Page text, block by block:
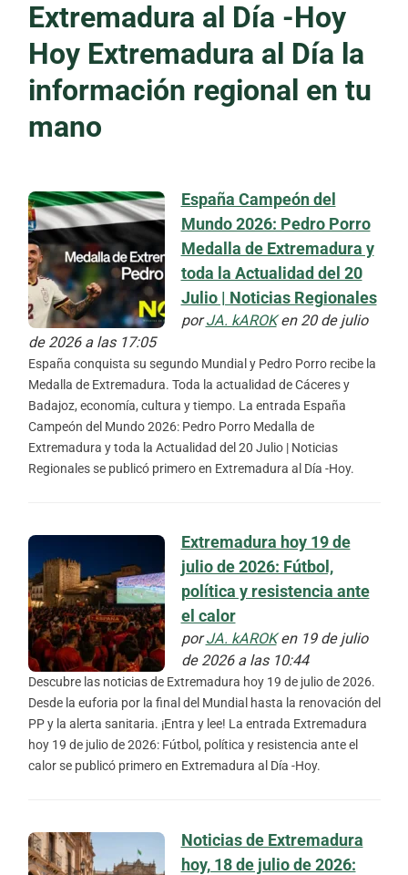
Extremadura al Día -Hoy
Hoy Extremadura al Día la
información regional en tu
mano
España Campeón del
Mundo 2026: Pedro Porro
Medalla de Extremadura y
toda la Actualidad del 20
Julio | Noticias Regionales
porJA. kAROKen 20 de julio
de 2026 a las 17:05
España conquista su segundo Mundial y Pedro Porro recibe la
Medalla de Extremadura. Toda la actualidad de Cáceres y
Badajoz, economía, cultura y tiempo. La entrada España
Campeón del Mundo 2026: Pedro Porro Medalla de
Extremadura y toda la Actualidad del 20 Julio | Noticias
Regionales se publicó primero en Extremadura al Día -Hoy.
Extremadura hoy 19 de
julio de 2026: Fútbol,
política y resistencia ante
el calor
porJA. kAROKen 19 de julio
de 2026 a las 10:44
Descubre las noticias de Extremadura hoy 19 de julio de 2026.
Desde la euforia por la final del Mundial hasta la renovación del
PP y la alerta sanitaria. ¡Entra y lee! La entrada Extremadura
hoy 19 de julio de 2026: Fútbol, política y resistencia ante el
calor se publicó primero en Extremadura al Día -Hoy.
Noticias de Extremadura
hoy, 18 de julio de 2026: